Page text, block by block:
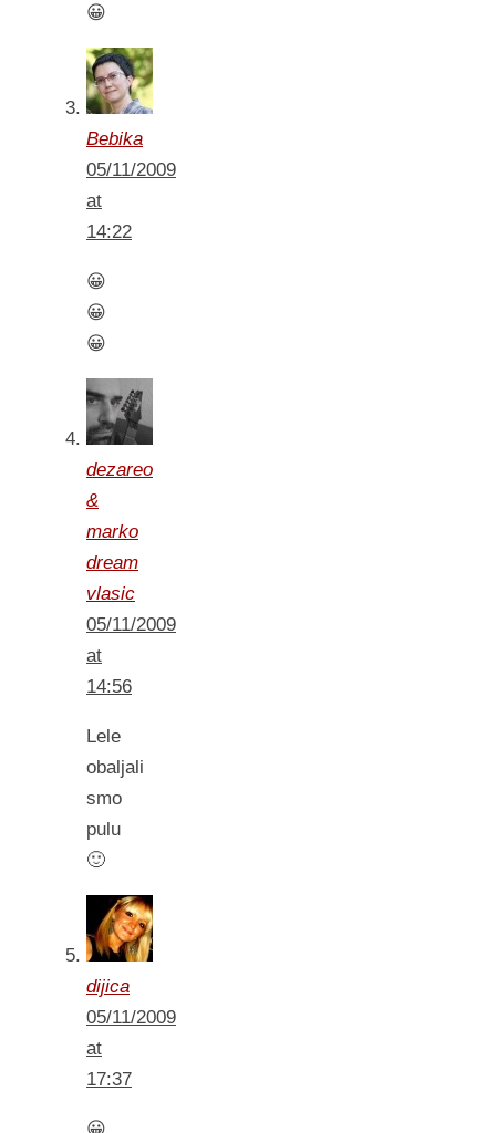
😀
Bebika
05/11/2009
at
14:22
😀
😀
😀
dezareo
&
marko
dream
vlasic
05/11/2009
at
14:56
Lele
obaljali
smo
pulu
🙂
dijica
05/11/2009
at
17:37